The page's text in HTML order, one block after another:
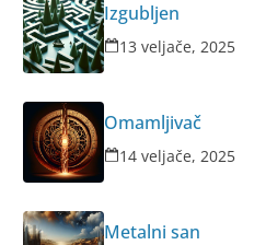
Izgubljen
13 veljače, 2025
Omamljivač
14 veljače, 2025
Metalni san